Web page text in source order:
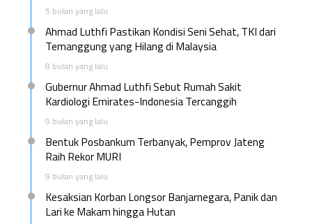
5 bulan yang lalu
Ahmad Luthfi Pastikan Kondisi Seni Sehat, TKI dari
Temanggung yang Hilang di Malaysia
8 bulan yang lalu
Gubernur Ahmad Luthfi Sebut Rumah Sakit
Kardiologi Emirates-Indonesia Tercanggih
9 bulan yang lalu
Bentuk Posbankum Terbanyak, Pemprov Jateng
Raih Rekor MURI
9 bulan yang lalu
Kesaksian Korban Longsor Banjarnegara, Panik dan
Lari ke Makam hingga Hutan